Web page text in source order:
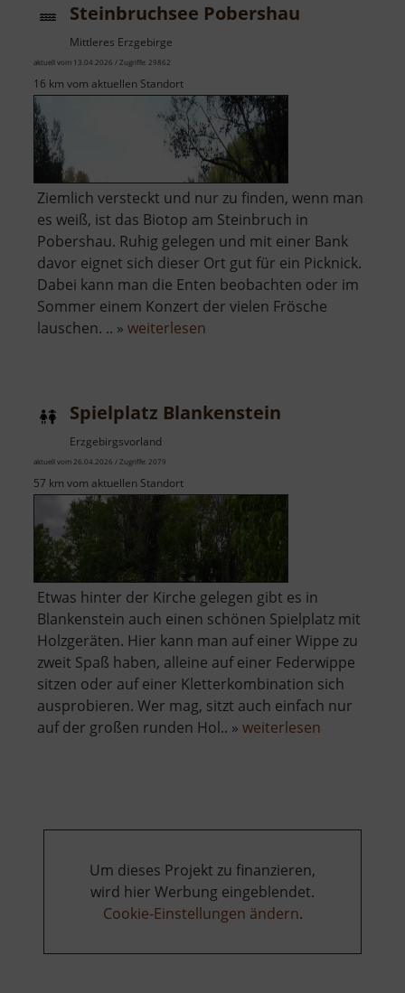
bei
Schlegel
Steinbruchsee Pobershau
Mittleres Erzgebirge
aktuell vom 13.04.2026 / Zugriffe: 29862
16 km vom aktuellen Standort
Ziemlich versteckt und nur zu finden, wenn man
es weiß, ist das Biotop am Steinbruch in
Pobershau. Ruhig gelegen und mit einer Bank
davor eignet sich dieser Ort gut für ein Picknick.
Dabei kann man die Enten beobachten oder im
Sommer einem Konzert der vielen Frösche
lauschen. .. » weiterlesen
Spielplatz Blankenstein
Erzgebirgsvorland
aktuell vom 26.04.2026 / Zugriffe: 2079
57 km vom aktuellen Standort
Etwas hinter der Kirche gelegen gibt es in
Blankenstein auch einen schönen Spielplatz mit
Holzgeräten. Hier kann man auf einer Wippe zu
zweit Spaß haben, alleine auf einer Federwippe
sitzen oder auf einer Kletterkombination sich
ausprobieren. Wer mag, sitzt auch einfach nur
auf der großen runden Hol.. » weiterlesen
Um dieses Projekt zu finanzieren,
wird hier Werbung eingeblendet.
Cookie-Einstellungen ändern.